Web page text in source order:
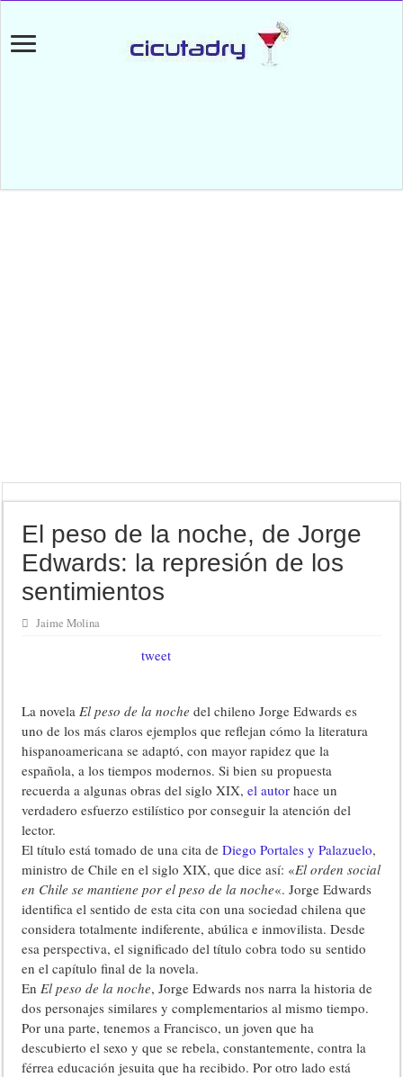
El peso de la noche, de Jorge
Edwards: la represión de los
sentimientos
Jaime Molina
tweet
La novelaEl peso de la noche del chileno Jorge Edwards es
uno de los más claros ejemplos que reflejan cómo la literatura
hispanoamericana se adaptó, con mayor rapidez que la
española, a los tiempos modernos. Si bien su propuesta
recuerda a algunas obras del siglo XIX,el autor hace un
verdadero esfuerzo estilístico por conseguir la atención del
lector.
El título está tomado de una cita deDiego Portales y Palazuelo,
ministro de Chile en el siglo XIX, que dice así: «El orden social
en Chile se mantiene por el peso de la noche«. Jorge Edwards
identifica el sentido de esta cita con una sociedad chilena que
considera totalmente indiferente, abúlica e inmovilista. Desde
esa perspectiva, el significado del título cobra todo su sentido
en el capítulo final de la novela.
EnEl peso de la noche, Jorge Edwards nos narra la historia de
dos personajes similares y complementarios al mismo tiempo.
Por una parte, tenemos a Francisco, un joven que ha
descubierto el sexo y que se rebela, constantemente, contra la
férrea educación jesuita que ha recibido. Por otro lado está